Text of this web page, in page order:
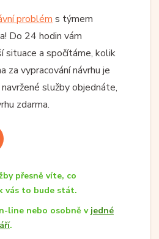
problém s týmem
Do 24 hodin vám
situace a spočítáme, kolik
za vypracování návrhu je
služby objednáte,
zdarma.
přesně víte, co
vás to bude stát.
line nebo osobně v jedné
.